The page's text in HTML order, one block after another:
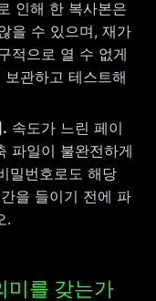
인해 한 복사본은
을 수 있으며, 재가
적으로 열 수 없게
보관하고 테스트해
속도가 느린 페이
파일이 불완전하게
밀번호로도 해당
을 들이기 전에 파
.
미를 갖는가